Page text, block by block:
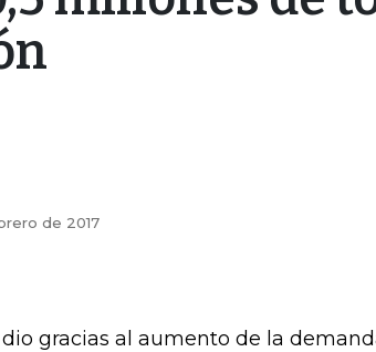
de 2017
gracias al aumento de la